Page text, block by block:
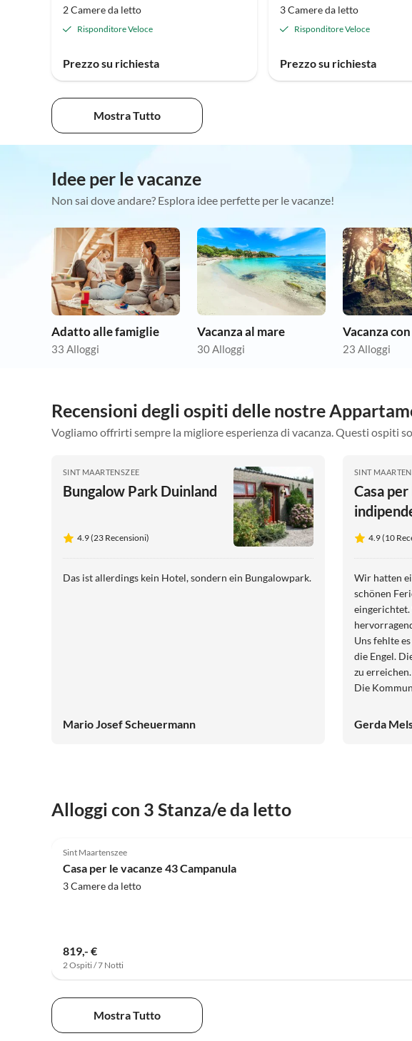
2 Camere da letto
Risponditore Veloce
Prezzo su richiesta
3 Camere da letto
Risponditore Veloce
Prezzo su richiesta
Mostra Tutto
Idee per le vacanze
Non sai dove andare? Esplora idee perfette per le vacanze!
Adatto alle famiglie
33 Alloggi
Vacanza al mare
30 Alloggi
Vacanza
23 Alloggi
Recensioni degli ospiti delle nostre
Vogliamo offrirti sempre la migliore esperienza di vacanza. Questi ospiti
SINT MAARTENSZEE
Bungalow Park Duinland
4.9 (23 Recensioni)
Das ist allerdings kein Hotel, sondern ein Bungalowpark.
Mario Josef Scheuermann
SINT
Casa
4.9 (10
Wir hatten
schönen
eingerichtet.
Uns fehlte
die Engel.
zu
Die
wir mit
Gerda
Alloggi con 3 Stanza/e da letto
Sint Maartenszee
Casa per le vacanze 43 Campanula
3 Camere da letto
819,- €
2 Ospiti / 7 Notti
Mostra Tutto